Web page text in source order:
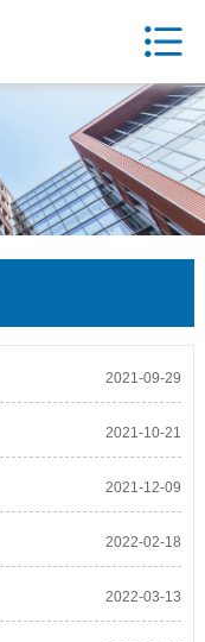
2021-09-29
2021-10-21
2021-12-09
2022-02-18
2022-03-13